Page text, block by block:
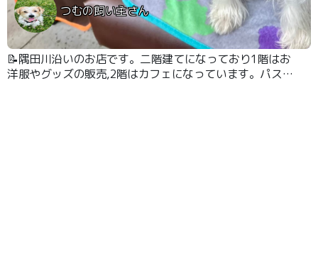
つむの飼い主さん
📝隅田川沿いのお店です。二階建てになっており1階はお
洋服やグッズの販売,2階はカフェになっています。パスタ